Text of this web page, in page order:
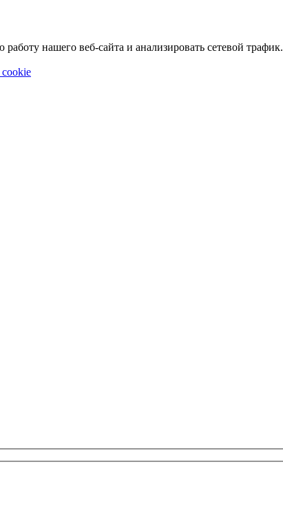
нашего веб-сайта и анализировать сетевой трафик.